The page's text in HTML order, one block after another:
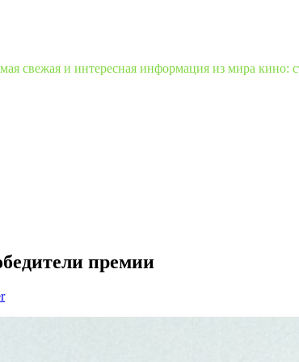
свежая и интересная информация из мира кино:
премии